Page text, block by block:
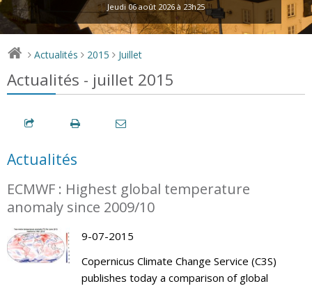
Jeudi 06 août 2026 à 23h25
> Actualités > 2015 > Juillet
Actualités - juillet 2015
Actualités
ECMWF : Highest global temperature
anomaly since 2009/10
9-07-2015
Copernicus Climate Change Service (C3S)
publishes today a comparison of global